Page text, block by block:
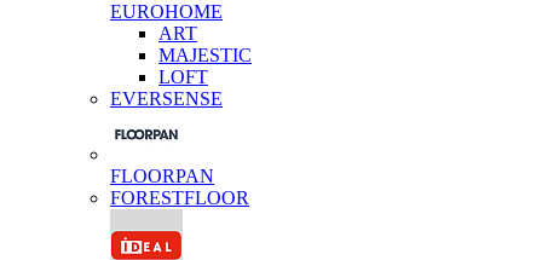
EUROHOME
ART
MAJESTIC
LOFT
EVERSENSE
FLOORPAN
FORESTFLOOR